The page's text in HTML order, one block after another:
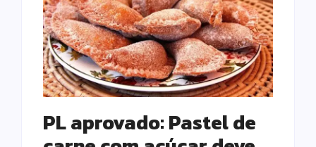
PL aprovado: Pastel de